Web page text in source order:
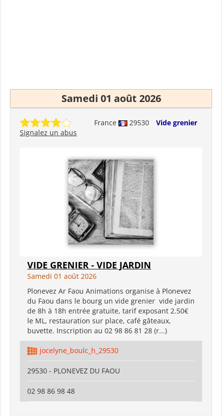
Samedi 01 août 2026
France 29530
Vide grenier
Signalez un abus
VIDE GRENIER - VIDE JARDIN
Samedi 01 août 2026
Plonevez Ar Faou Animations organise à Plonevez
du Faou dans le bourg un vide grenier vide jardin
de 8h à 18h entrée gratuite, tarif exposant 2.50€
le ML, restauration sur place, café gâteaux,
buvette. Inscription au 02 98 86 81 28 (r...)
jocelyne_boulc_h_29530
29530 - PLONEVEZ DU FAOU
02 98 86 98 48